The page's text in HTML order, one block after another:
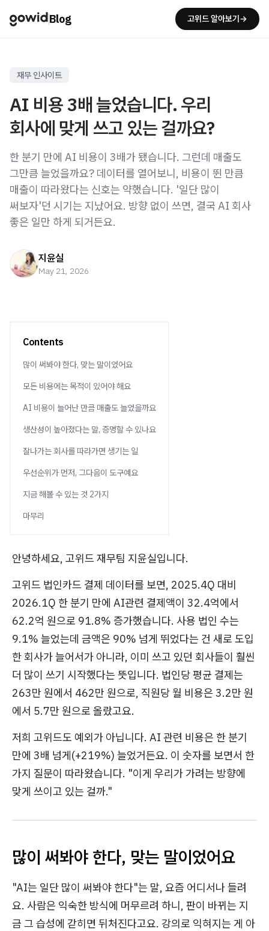
Blog 고위드 알아보기→
재무 인사이트
AI 비용 3배 늘었습니다. 우리
회사에 맞게 쓰고 있는 걸까요?
한 분기 만에 AI 비용이 3배가 됐습니다. 그런데 매출도
그만큼 늘었을까요? 데이터를 열어보니, 비용이 뛴 만큼
매출이 따라왔다는 신호는 약했습니다. '일단 많이
써보자'던 시기는 지났어요. 방향 없이 쓰면, 결국 AI 회사
좋은 일만 하게 되거든요.
지윤실
May 21, 2026
Contents
많이 써봐야 한다, 맞는 말이었어요
모든 비용에는 목적이 있어야 해요
AI 비용이 늘어난 만큼 매출도 늘었을까요
생산성이 높아졌다는 말, 증명할 수 있나요
잘나가는 회사를 따라가면 생기는 일
우선순위가 먼저, 그다음이 도구예요
지금 해볼 수 있는 것 2가지
마무리
안녕하세요, 고위드 재무팀 지윤실입니다.
고위드 법인카드 결제 데이터를 보면, 2025.4Q 대비
2026.1Q 한 분기 만에 AI관련 결제액이 32.4억에서
62.2억 원으로 91.8% 증가했습니다. 사용 법인 수는
9.1% 늘었는데 금액은 90% 넘게 뛰었다는 건 새로 도입
한 회사가 늘어서가 아니라, 이미 쓰고 있던 회사들이 훨씬
더 많이 쓰기 시작했다는 뜻입니다. 법인당 평균 결제는
263만 원에서 462만 원으로, 직원당 월 비용은 3.2만 원
에서 5.7만 원으로 올랐고요.
저희 고위드도 예외가 아닙니다. AI 관련 비용은 한 분기
만에 3배 넘게(+219%) 늘었거든요. 이 숫자를 보면서 한
가지 질문이 따라왔습니다. "이게 우리가 가려는 방향에
맞게 쓰이고 있는 걸까."
많이 써봐야 한다, 맞는 말이었어요
"AI는 일단 많이 써봐야 한다"는 말, 요즘 어디서나 들려
요. 사람은 익숙한 방식에 머무르려 하니, 판이 바뀌는 지
금 그 습성에 갇히면 뒤처진다고요. 강의로 익혀지는 게 아